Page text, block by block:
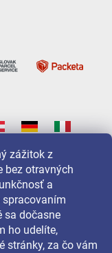
zážitok z
bez otravných
a
sa dočasne
ho udelíte,
stránky, za čo vám